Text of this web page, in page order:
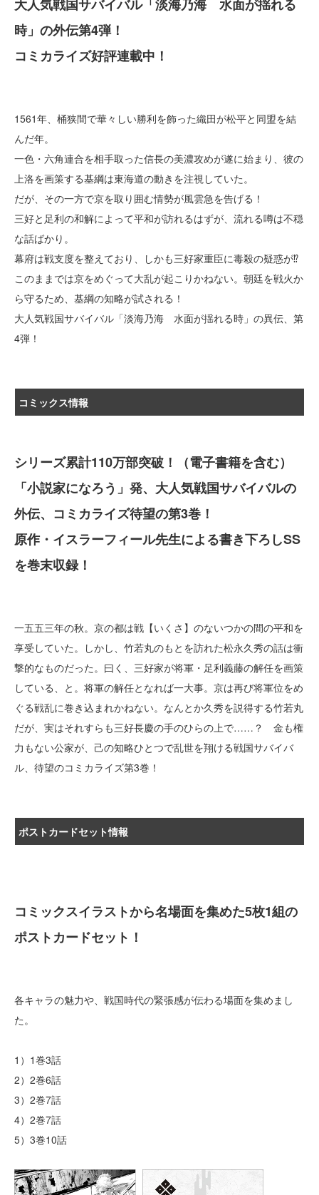
大人気戦国サバイバル「淡海乃海 水面が揺れる
時」の外伝第4弾！
コミカライズ好評連載中！
1561年、桶狭間で華々しい勝利を飾った織田が松平と同盟を結
んだ年。
一色・六角連合を相手取った信長の美濃攻めが遂に始まり、彼の
上洛を画策する基綱は東海道の動きを注視していた。
だが、その一方で京を取り囲む情勢が風雲急を告げる！
三好と足利の和解によって平和が訪れるはずが、流れる噂は不穏
な話ばかり。
幕府は戦支度を整えており、しかも三好家重臣に毒殺の疑惑が⁉
このままでは京をめぐって大乱が起こりかねない。朝廷を戦火か
ら守るため、基綱の知略が試される！
大人気戦国サバイバル「淡海乃海 水面が揺れる時」の異伝、第
4弾！
コミックス情報
シリーズ累計110万部突破！（電子書籍を含む）
「小説家になろう」発、大人気戦国サバイバルの
外伝、コミカライズ待望の第3巻！
原作・イスラーフィール先生による書き下ろしSS
を巻末収録！
一五五三年の秋。京の都は戦【いくさ】のないつかの間の平和を
享受していた。しかし、竹若丸のもとを訪れた松永久秀の話は衝
撃的なものだった。曰く、三好家が将軍・足利義藤の解任を画策
している、と。将軍の解任となれば一大事。京は再び将軍位をめ
ぐる戦乱に巻き込まれかねない。なんとか久秀を説得する竹若丸
だが、実はそれすらも三好長慶の手のひらの上で……？ 金も権
力もない公家が、己の知略ひとつで乱世を翔ける戦国サバイバ
ル、待望のコミカライズ第3巻！
ポストカードセット情報
コミックスイラストから名場面を集めた5枚1組の
ポストカードセット！
各キャラの魅力や、戦国時代の緊張感が伝わる場面を集めまし
た。
1）1巻3話
2）2巻6話
3）2巻7話
4）2巻7話
5）3巻10話